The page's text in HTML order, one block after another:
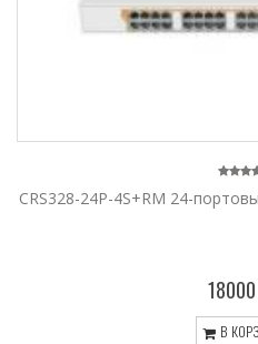
CRS328-24P-4S+RM 24-
18000
В